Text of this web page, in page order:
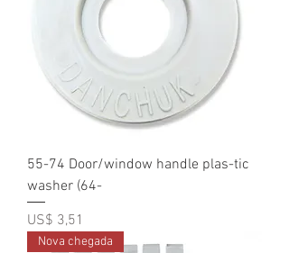
55-74 Door/window handle plas-tic
washer (64-
Preço
US$ 3,51
Nova chegada